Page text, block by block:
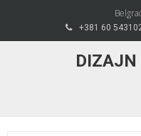
+381 60
DIZAJN